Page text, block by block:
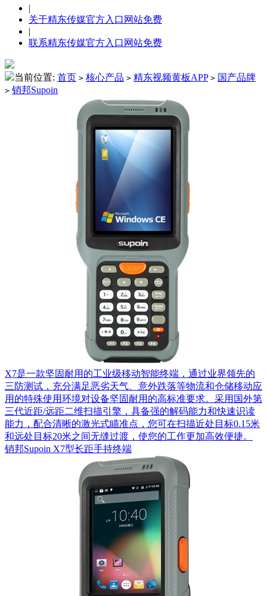
|
关于精东传媒官方入口网站免费
|
联系精东传媒官方入口网站免费
当前位置: 首页 > 核心产品 > 精东视频黄板APP > 国产品牌
> 销邦Supoin
X7是一款坚固耐用的工业级移动智能终端，通过业界领先的
三防测试，充分满足恶劣天气、意外跌落等物流和仓储移动应
用的特殊使用环境对设备坚固耐用的高标准要求。采用国外第
三代近距/远距二维扫描引擎，具备强的解码能力和快速识读
能力，配合清晰的激光式瞄准点，您可在扫描近处目标0.15米
和远处目标20米之间无缝过渡，使您的工作更加高效便捷。
销邦Supoin X7型长距手持终端